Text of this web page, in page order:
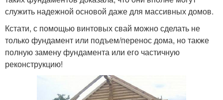
служить надежной основой даже для массивных домов.
Кстати, с помощью винтовых свай можно сделать не
только фундамент или подъем/перенос дома, но также
полную замену фундамента или его частичную
реконструкцию!